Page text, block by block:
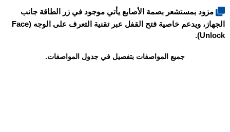
مزود بمستشعر بصمة الأصابع يأتي موجود في زر الطاقة جانب
الجهاز، ويدعم خاصية فتح القفل عبر تقنية التعرف على الوجه (Face
Unlock).
جميع المواصفات بتفصيل في جدول المواصفات.